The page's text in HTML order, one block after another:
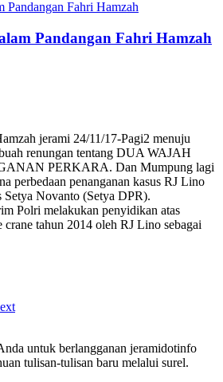
Pandangan Fahri Hamzah
jerami 24/11/17-Pagi2 menuju
renungan tentang DUA WAJAH
PERKARA. Dan Mumpung lagi
perbedaan penanganan kasus RJ Lino
Novanto (Setya DPR).
Polri melakukan penyidikan atas
tahun 2014 oleh RJ Lino sebagai
untuk berlangganan jeramidotinfo
tulisan-tulisan baru melalui surel.